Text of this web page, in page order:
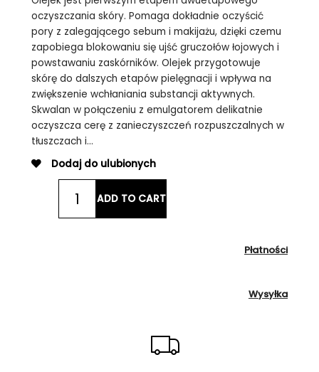
oczyszczania skóry. Pomaga dokładnie oczyścić
pory z zalegającego sebum i makijażu, dzięki czemu
zapobiega blokowaniu się ujść gruczołów łojowych i
powstawaniu zaskórników. Olejek przygotowuje
skórę do dalszych etapów pielęgnacji i wpływa na
zwiększenie wchłaniania substancji aktywnych.
Skwalan w połączeniu z emulgatorem delikatnie
oczyszcza cerę z zanieczyszczeń rozpuszczalnych w
tłuszczach i…
Dodaj do ulubionych
ADD TO CART
Płatności
Wysyłka